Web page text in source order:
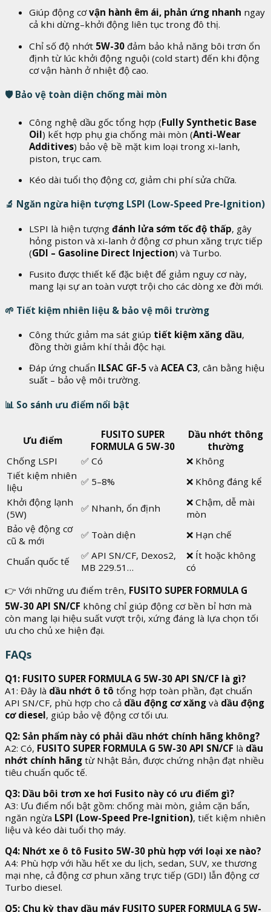
Giúp động cơvận hành êm ái, phản ứng nhanh ngay
cả khi dừng–khởi động liên tục trong đô thị.
Chỉ số độ nhớt 5W-30 đảm bảo khả năng bôi trơn ổn
định từ lúc khởi động nguội (cold start) đến khi động
cơ vận hành ở nhiệt độ cao.
🛡️ Bảo vệ toàn diện chống mài mòn
Công nghệ dầu gốc tổng hợp (Fully Synthetic Base
Oil) kết hợp phụ gia chống mài mòn (Anti-Wear
Additives) bảo vệ bề mặt kim loại trong xi-lanh,
piston, trục cam.
Kéo dài tuổi thọ động cơ, giảm chi phí sửa chữa.
🔬 Ngăn ngừa hiện tượng LSPI (Low-Speed Pre-Ignition)
LSPI là hiện tượng đánh lửa sớm tốc độ thấp, gây
hỏng piston và xi-lanh ở động cơ phun xăng trực tiếp
(GDI – Gasoline Direct Injection) và Turbo.
Fusito được thiết kế đặc biệt để giảm nguy cơ này,
mang lại sự an toàn vượt trội cho các dòng xe đời mới.
🌱 Tiết kiệm nhiên liệu & bảo vệ môi trường
Công thức giảm ma sát giúp tiết kiệm xăng dầu,
đồng thời giảm khí thải độc hại.
Đáp ứng chuẩn ILSAC GF-5 và ACEA C3, cân bằng hiệu
suất – bảo vệ môi trường.
📊 So sánh ưu điểm nổi bật
Ưu điểm
FUSITO SUPER
FORMULA G 5W-30
Dầu nhớt thông
thường
Chống LSPI
✅ Có
❌ Không
Tiết kiệm nhiên
liệu
✅ 5–8%
❌ Không đáng kể
Khởi động lạnh
(5W)
✅ Nhanh, ổn định
❌ Chậm, dễ mài
mòn
Bảo vệ động cơ
cũ & mới
✅ Toàn diện ❌ Hạn chế
Chuẩn quốc tế
✅ API SN/CF, Dexos2,
MB 229.51…
❌ Ít hoặc không
có
👉 Với những ưu điểm trên, FUSITO SUPER FORMULA G
5W-30 API SN/CF không chỉ giúp động cơ bền bỉ hơn mà
còn mang lại hiệu suất vượt trội, xứng đáng là lựa chọn tối
ưu cho chủ xe hiện đại.
FAQs
Q1: FUSITO SUPER FORMULA G 5W-30 API SN/CF là gì?
A1: Đây là dầu nhớt ô tô tổng hợp toàn phần, đạt chuẩn
API SN/CF, phù hợp cho cả dầu động cơ xăng và dầu động
cơ diesel, giúp bảo vệ động cơ tối ưu.
Q2: Sản phẩm này có phải dầu nhớt chính hãng không?
A2: Có, FUSITO SUPER FORMULA G 5W-30 API SN/CF là dầu
nhớt chính hãng từ Nhật Bản, được chứng nhận đạt nhiều
tiêu chuẩn quốc tế.
Q3: Dầu bôi trơn xe hơi Fusito này có ưu điểm gì?
A3: Ưu điểm nổi bật gồm: chống mài mòn, giảm cặn bẩn,
ngăn ngừa LSPI (Low-Speed Pre-Ignition), tiết kiệm nhiên
liệu và kéo dài tuổi thọ máy.
Q4: Nhớt xe ô tô Fusito 5W-30 phù hợp với loại xe nào?
A4: Phù hợp với hầu hết xe du lịch, sedan, SUV, xe thương
mại nhẹ, cả động cơ phun xăng trực tiếp (GDI) lẫn động cơ
Turbo diesel.
Q5: Chu kỳ thay dầu máy FUSITO SUPER FORMULA G 5W-